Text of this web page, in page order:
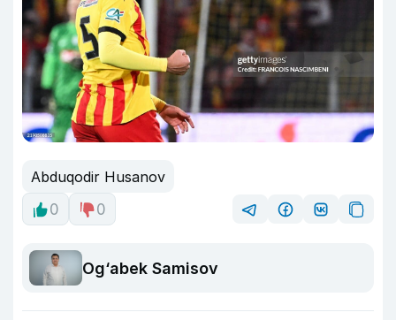
Abduqodir Husanov
0
0
Og‘abek Samisov